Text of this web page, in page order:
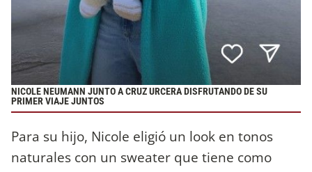
NICOLE NEUMANN JUNTO A CRUZ URCERA DISFRUTANDO DE SU
PRIMER VIAJE JUNTOS
Para su hijo, Nicole eligió un look en tonos
naturales con un sweater que tiene como